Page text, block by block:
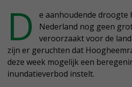
D
e aanhoudende droogte
Nederland nog geen
veroorzaakt voor de
zijn er geruchten dat
deze week mogelijk een
inundatieverbod instelt.